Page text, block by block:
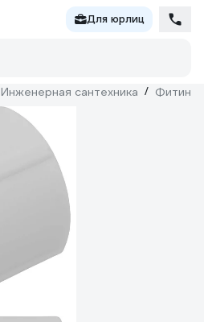
Для юрлиц
Инженерная сантехника / Фитинги